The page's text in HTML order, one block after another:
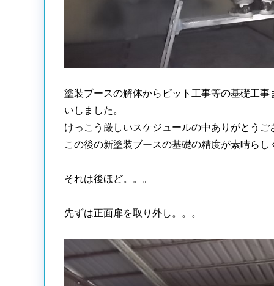
塗装ブースの解体からピット工事等の基礎工
いしました。
けっこう厳しいスケジュールの中ありがとうご
この後の新塗装ブースの基礎の精度が素晴ら
それは後ほど。。。
先ずは正面扉を取り外し。。。